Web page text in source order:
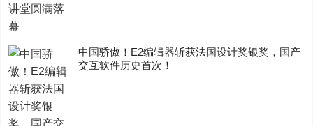
中国骄傲！E2编辑器斩获法国设计奖银奖，国产
交互软件历史首次！